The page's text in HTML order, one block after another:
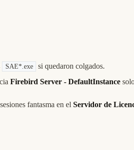
SAE*.exe
si quedaron colgados.
Firebird Server - DefaultInstance
fantasma en el Servidor de